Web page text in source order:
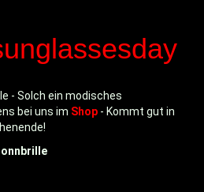
- Solch ein modisches
bei uns im Shop - Kommt gut in